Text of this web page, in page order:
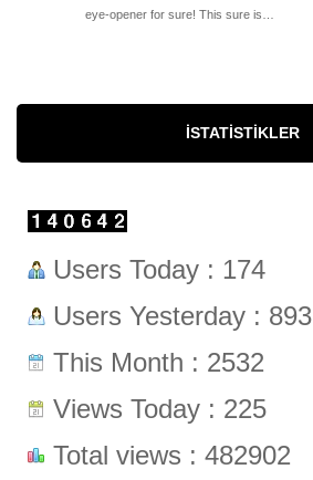
eye-opener for sure! This sure is…
İSTATISTIKLER
Users Today : 174
Users Yesterday : 893
This Month : 2532
Views Today : 225
Total views : 482902